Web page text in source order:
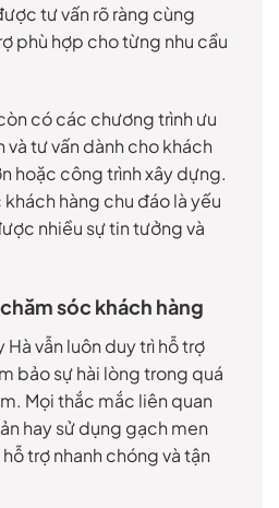
tư vấn rõ ràng cùng
phù hợp cho từng nhu cầu
có các chương trình ưu
và tư vấn dành cho khách
hoặc công trình xây dựng.
hàng chu đáo là yếu
nhiều sự tin tưởng và
sóc khách hàng
Hà vẫn luôn duy trì hỗ trợ
bảo sự hài lòng trong quá
Mọi thắc mắc liên quan
hay sử dụng gạch men
trợ nhanh chóng và tận